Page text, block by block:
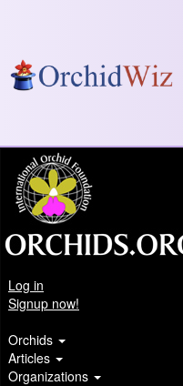
Log in
Signup now!
Orchids
Articles
Organizations